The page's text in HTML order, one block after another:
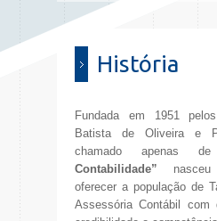
História
Fundada em 1951
Batista de Oliveira e
chamado apenas
Contabilidade” nasceu
oferecer a população de
Assessória Contábil com